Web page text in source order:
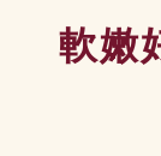
軟嫩